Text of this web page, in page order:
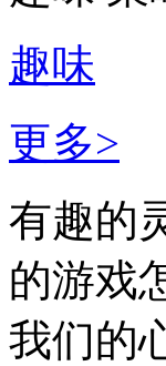
趣味
更多>
有趣的
的游戏
我们的